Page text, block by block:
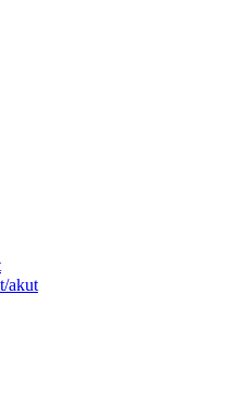
akut